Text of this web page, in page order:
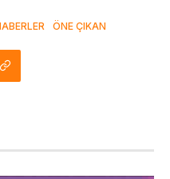
ÖNE ÇIKAN